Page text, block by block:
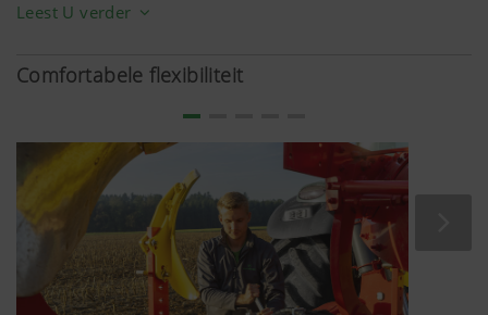
wortelruimte vormt de basis voor een continue opname
groeifasen. Onderaanbod en een tekort worden
voorkomen door de toegenomen opnamecapaciteit van
water en voedingsstoffen. Stresssituaties kunnen zo
beter door de gewassen worden beheerd.
Voldoende bevoorrade plantenpopulaties zijn vitaler en
hebben een hogere weerstand tegen ziekteverwekkers.
Dit resulteert in een lagere inspanning op het gebied van
gewasbescherming en verhoogt de opbrengst en is de
Leest U verder
Comfortabele flexibiliteit